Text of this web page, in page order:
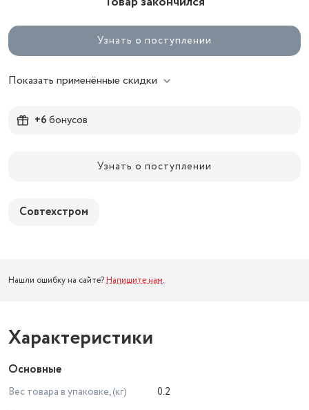
Узнать о поступлении
Показать применённые скидки
+6бонусов
Узнать о поступлении
Совтехстром
Нашли ошибку на сайте? Напишите нам.
Характеристики
Основные
Вес товара в упаковке, (кг)
0.2